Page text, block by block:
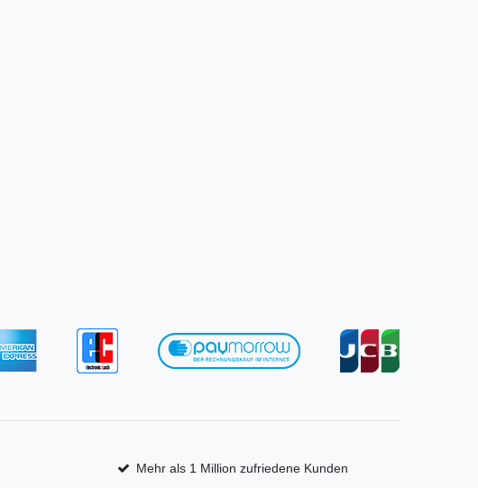
Mehr als 1 Million zufriedene Kunden